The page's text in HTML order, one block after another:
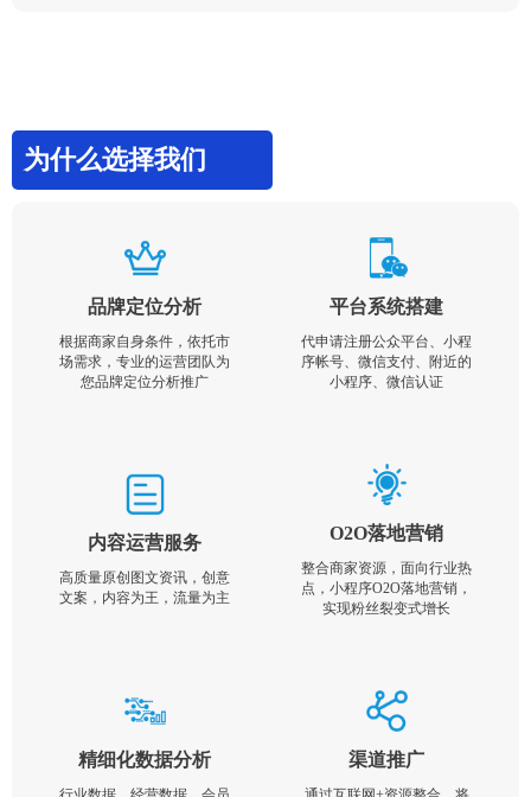
为什么选择我们
品牌定位分析
根据商家自身条件，依托市
场需求，专业的运营团队为
您品牌定位分析推广
平台系统搭建
代申请注册公众平台、小程
序帐号、微信支付、附近的
小程序、微信认证
内容运营服务
高质量原创图文资讯，创意
文案，内容为王，流量为主
O2O落地营销
整合商家资源，面向行业热
点，小程序O2O落地营销，
实现粉丝裂变式增长
精细化数据分析 渠道推广